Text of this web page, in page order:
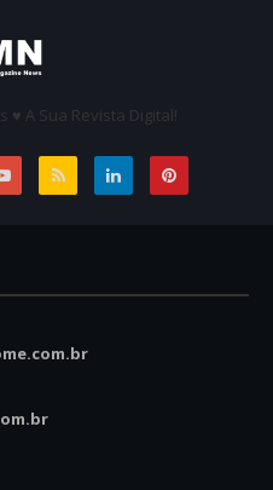
♥ A Sua Revista Digital!